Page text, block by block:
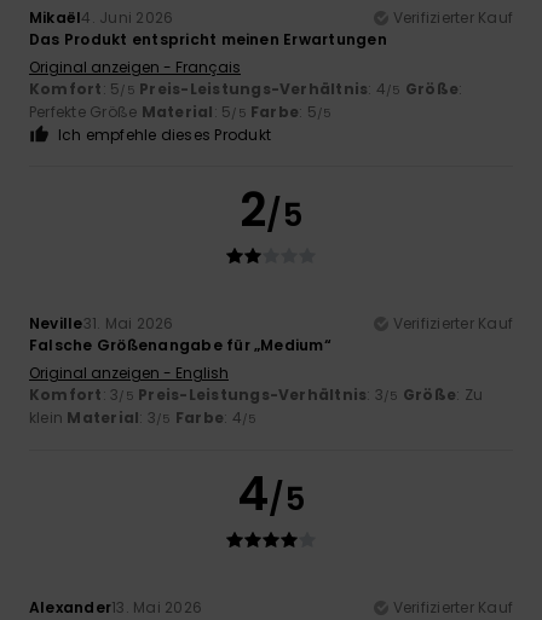
Mikaël4. Juni 2026
Verifizierter Kauf
Das Produkt entspricht meinen Erwartungen
Original anzeigen - Français
Komfort: 5/5 Preis-Leistungs-Verhältnis: 4/5 Größe:
Perfekte Größe Material: 5/5 Farbe: 5/5
Ich empfehle dieses Produkt
2/5
Neville31. Mai 2026
Verifizierter Kauf
Falsche Größenangabe für „Medium“
Original anzeigen - English
Komfort: 3/5 Preis-Leistungs-Verhältnis: 3/5 Größe: Zu
klein Material: 3/5 Farbe: 4/5
4/5
Alexander13. Mai 2026
Verifizierter Kauf